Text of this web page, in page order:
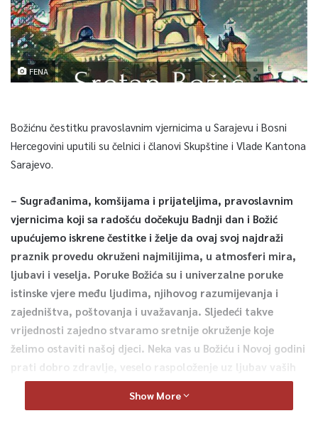
FENA
Božićnu čestitku pravoslavnim vjernicima u Sarajevu i Bosni
Hercegovini uputili su čelnici i članovi Skupštine i Vlade Kantona
Sarajevo.
– Sugrađanima, komšijama i prijateljima, pravoslavnim
vjernicima koji sa radošću dočekuju Badnji dan i Božić
upućujemo iskrene čestitke i želje da ovaj svoj najdraži
praznik provedu okruženi najmilijima, u atmosferi mira,
ljubavi i veselja. Poruke Božića su i univerzalne poruke
istinske vjere među ljudima, njihovog razumijevanja i
zajedništva, poštovanja i uvažavanja. Sljedeći takve
vrijednosti zajedno stvaramo sretnije okruženje koje
želimo ostaviti našoj djeci. Neka vas u Božiću i Novoj godini
prati dobro zdravlje, veselo raspoloženje uz ljubav vaših
porodica i prijatelja. Sretan Božić –navodi se u čestitki,
saopćeno je iz Službe za protokol i press Kantona Sarajevo.
Show More